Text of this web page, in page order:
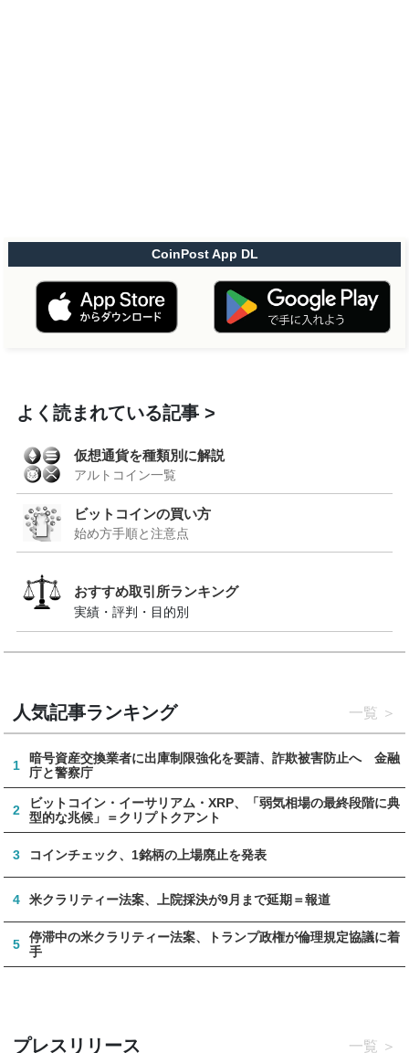
CoinPost App DL
よく読まれている記事
仮想通貨を種類別に解説
アルトコイン一覧
ビットコインの買い方
始め方手順と注意点
おすすめ取引所ランキング
実績・評判・目的別
人気記事ランキング 一覧
1
暗号資産交換業者に出庫制限強化を要請、詐欺被害防止へ 金融
庁と警察庁
2
ビットコイン・イーサリアム・XRP、「弱気相場の最終段階に典
型的な兆候」＝クリプトクアント
3 コインチェック、1銘柄の上場廃止を発表
4 米クラリティー法案、上院採決が9月まで延期＝報道
5
停滞中の米クラリティー法案、トランプ政権が倫理規定協議に着
手
プレスリリース 一覧